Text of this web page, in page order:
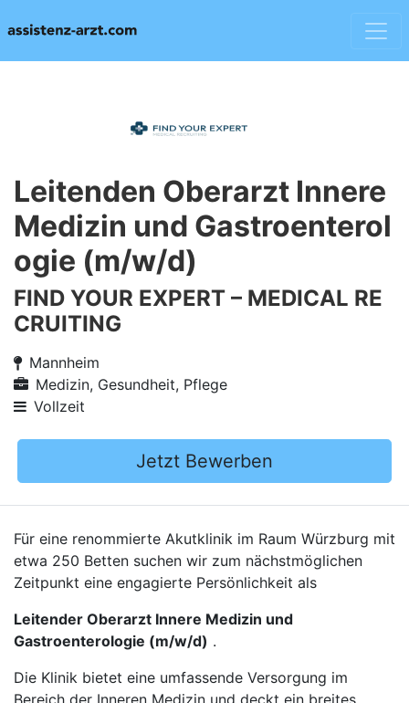
Leitenden Oberarzt Innere
Medizin und Gastroenterol
ogie (m/w/d)
FIND YOUR EXPERT – MEDICAL RE
CRUITING
Mannheim
Medizin, Gesundheit, Pflege
Vollzeit
Jetzt Bewerben
Für eine renommierte Akutklinik im Raum Würzburg mit
etwa 250 Betten suchen wir zum nächstmöglichen
Zeitpunkt eine engagierte Persönlichkeit als
Leitender Oberarzt Innere Medizin und
Gastroenterologie (m/w/d) .
Die Klinik bietet eine umfassende Versorgung im
Bereich der Inneren Medizin und deckt ein breites